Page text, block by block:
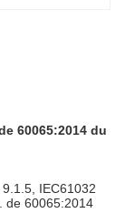
60065:2014 du
IEC61032
de 60065:2014